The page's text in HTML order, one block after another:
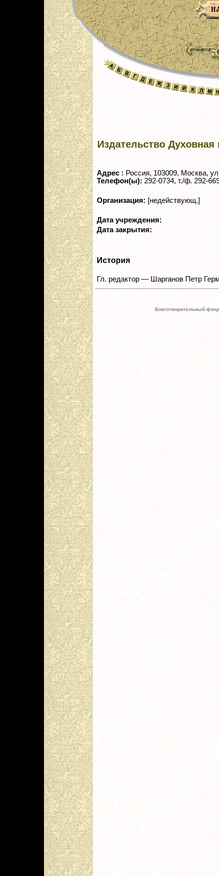
Издательство Духовная
Адрес : Россия, 103009, Москва,
Телефон(ы): 292-0734, т./ф. 292-
Организация: [недействующ.]
Дата учреждения:
Дата закрытия:
История
Гл. редактор — Шарганов Петр
Благотворительный